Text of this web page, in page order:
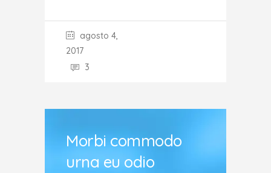
agosto 4,
2017
3
Morbi commodo
urna eu odio